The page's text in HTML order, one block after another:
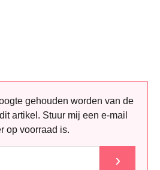
van 4.6 van 5 sterren
gehouden worden van de
artikel. Stuur mij een e-mail
op voorraad is.
›